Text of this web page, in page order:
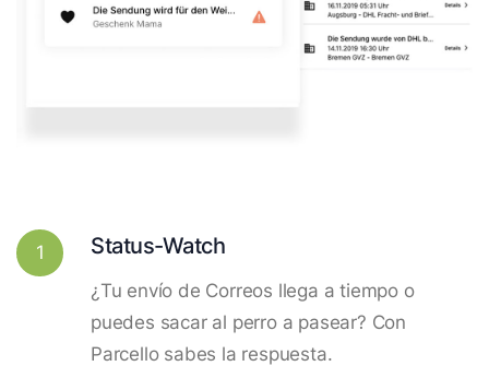
1 Status-Watch
¿Tu envío de Correos llega a tiempo o
puedes sacar al perro a pasear? Con
Parcello sabes la respuesta.